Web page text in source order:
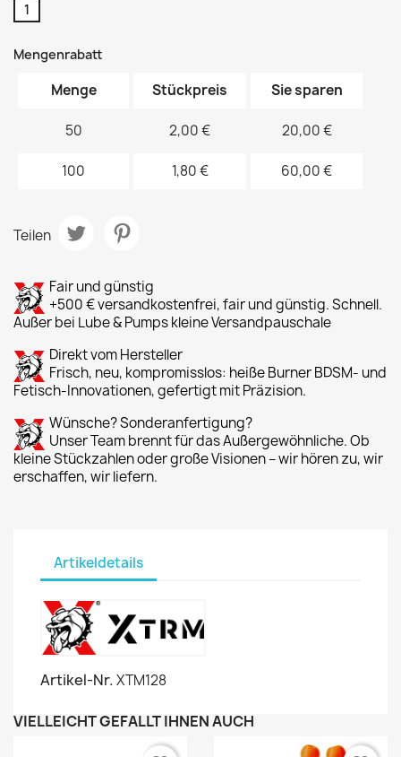
1
Mengenrabatt
Menge Stückpreis Sie sparen
50 2,00 € 20,00 €
100 1,80 € 60,00 €
Teilen
Fair und günstig
+500 € versandkostenfrei, fair und günstig. Schnell.
Außer bei Lube & Pumps kleine Versandpauschale
Direkt vom Hersteller
Frisch, neu, kompromisslos: heiße Burner BDSM- und
Fetisch-Innovationen, gefertigt mit Präzision.
Wünsche? Sonderanfertigung?
Unser Team brennt für das Außergewöhnliche. Ob
kleine Stückzahlen oder große Visionen – wir hören zu, wir
erschaffen, wir liefern.
Artikeldetails
Artikel-Nr. XTM128
VIELLEICHT GEFÄLLT IHNEN AUCH